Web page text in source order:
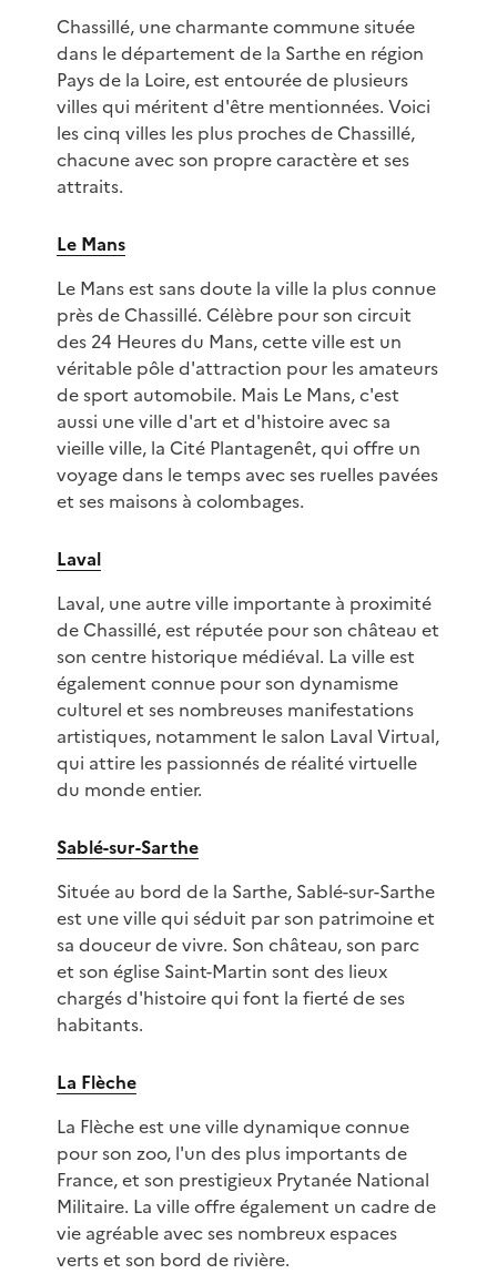
Chassillé, une charmante commune située
dans le département de la Sarthe en région
Pays de la Loire, est entourée de plusieurs
villes qui méritent d'être mentionnées. Voici
les cinq villes les plus proches de Chassillé,
chacune avec son propre caractère et ses
attraits.
Le Mans
Le Mans est sans doute la ville la plus connue
près de Chassillé. Célèbre pour son circuit
des 24 Heures du Mans, cette ville est un
véritable pôle d'attraction pour les amateurs
de sport automobile. Mais Le Mans, c'est
aussi une ville d'art et d'histoire avec sa
vieille ville, la Cité Plantagenêt, qui offre un
voyage dans le temps avec ses ruelles pavées
et ses maisons à colombages.
Laval
Laval, une autre ville importante à proximité
de Chassillé, est réputée pour son château et
son centre historique médiéval. La ville est
également connue pour son dynamisme
culturel et ses nombreuses manifestations
artistiques, notamment le salon Laval Virtual,
qui attire les passionnés de réalité virtuelle
du monde entier.
Sablé-sur-Sarthe
Située au bord de la Sarthe, Sablé-sur-Sarthe
est une ville qui séduit par son patrimoine et
sa douceur de vivre. Son château, son parc
et son église Saint-Martin sont des lieux
chargés d'histoire qui font la fierté de ses
habitants.
La Flèche
La Flèche est une ville dynamique connue
pour son zoo, l'un des plus importants de
France, et son prestigieux Prytanée National
Militaire. La ville offre également un cadre de
vie agréable avec ses nombreux espaces
verts et son bord de rivière.